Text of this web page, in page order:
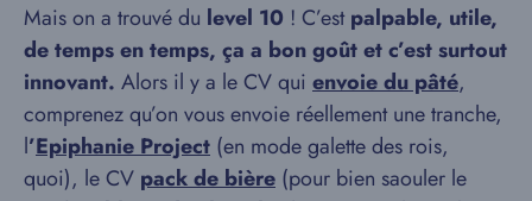
Mais on a trouvé du level 10 ! C’estpalpable, utile,
de temps en temps, ça a bon goût et c’est surtout
innovant. Alors il y a le CV qui envoie du pâté,
comprenez qu’on vous envoie réellement une tranche,
l’Epiphanie Project (en mode galette des rois,
quoi), le CV pack de bière (pour bien saouler le